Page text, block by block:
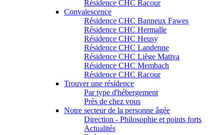
Résidence CHC Racour
Convalescence
Résidence CHC Banneux Fawes
Résidence CHC Hermalle
Résidence CHC Heusy
Résidence CHC Landenne
Résidence CHC Liège Mativa
Résidence CHC Membach
Résidence CHC Racour
Trouver une résidence
Par type d'hébergement
Près de chez vous
Notre secteur de la personne âgée
Direction - Philosophie et points forts
Actualités